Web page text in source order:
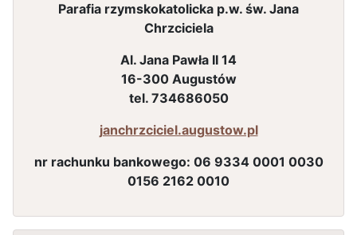
Parafia rzymskokatolicka p.w. św. Jana
Chrzciciela
Al. Jana Pawła II 14
16-300 Augustów
tel. 734686050
janchrzciciel.augustow.pl
nr rachunku bankowego: 06 9334 0001 0030
0156 2162 0010